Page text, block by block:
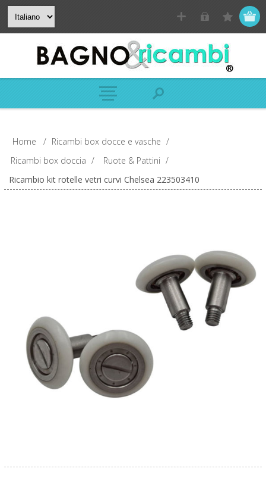
Home / Ricambi box docce e vasche /
Ricambi box doccia / Ruote & Pattini /
Ricambio kit rotelle vetri curvi Chelsea 223503410